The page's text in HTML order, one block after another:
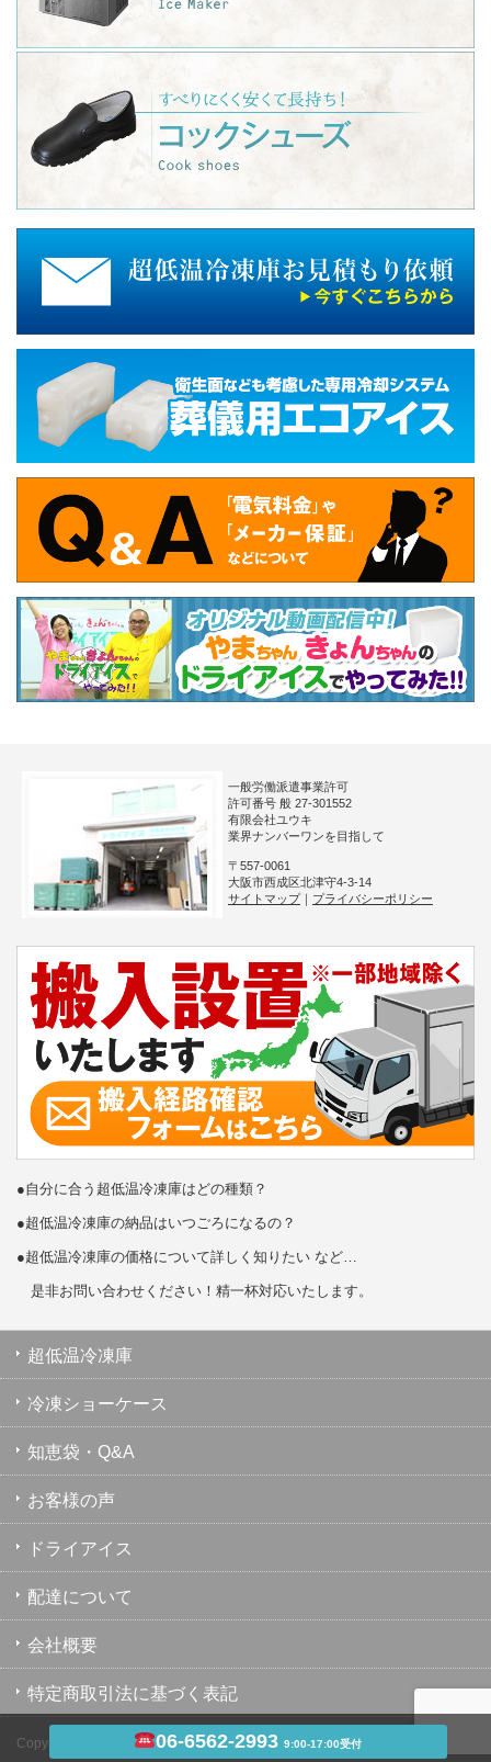
一般労働派遣事業許可
許可番号 般 27-301552
有限会社ユウキ
業界ナンバーワンを目指して
〒557-0061
大阪市西成区北津守4-3-14
サイトマップ
プライバシーポリシー
●自分に合う超低温冷凍庫はどの種類？
●超低温冷凍庫の納品はいつごろになるの？
●超低温冷凍庫の価格について詳しく知りたい など…
是非お問い合わせください！精一杯対応いたします。
超低温冷凍庫
冷凍ショーケース
知恵袋・Q&A
お客様の声
ドライアイス
配達について
会社概要
特定商取引法に基づく表記
Copyright © 超低温冷凍庫・冷凍ショーケース・業務用冷凍庫のユウキ
06-6562-29939:00-17:00受付